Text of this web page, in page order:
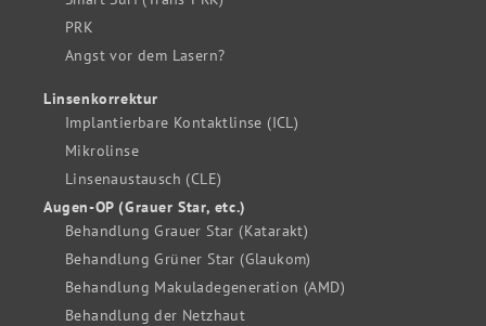
PRK
Angst vor dem Lasern?
Linsenkorrektur
Implantierbare Kontaktlinse (ICL)
Mikrolinse
Linsenaustausch (CLE)
Augen-OP (Grauer Star, etc.)
Behandlung Grauer Star (Katarakt)
Behandlung Grüner Star (Glaukom)
Behandlung Makuladegeneration (AMD)
Behandlung der Netzhaut